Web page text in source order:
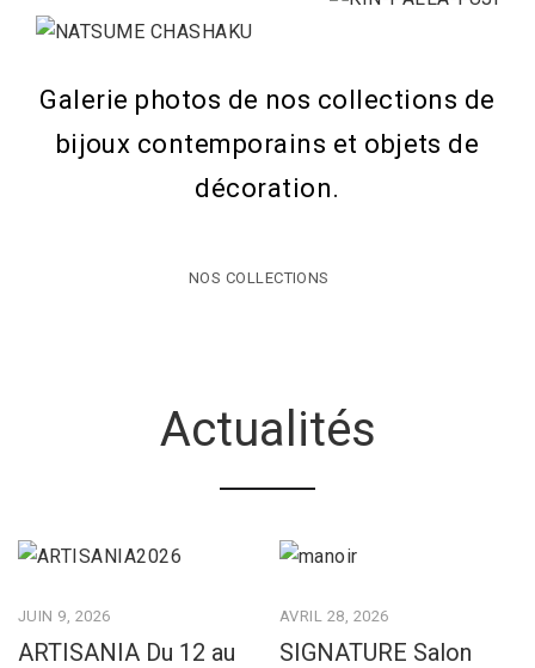
Galerie photos de nos collections de
bijoux contemporains et objets de
décoration.
NOS COLLECTIONS
Actualités
JUIN 9, 2026
ARTISANIA Du 12 au
AVRIL 28, 2026
SIGNATURE Salon